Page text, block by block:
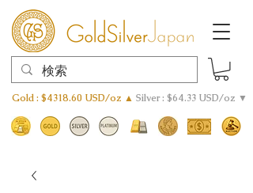
Gold : $4318.60 USD/oz ▲ Silver : $64.33 USD/oz ▼